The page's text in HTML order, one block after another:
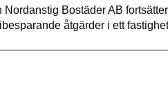
Nordanstig Bostäder AB
åtgärder i ett